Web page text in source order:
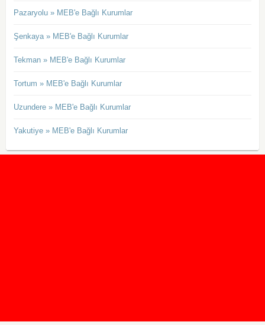
Pazaryolu » MEB'e Bağlı Kurumlar
Şenkaya » MEB'e Bağlı Kurumlar
Tekman » MEB'e Bağlı Kurumlar
Tortum » MEB'e Bağlı Kurumlar
Uzundere » MEB'e Bağlı Kurumlar
Yakutiye » MEB'e Bağlı Kurumlar